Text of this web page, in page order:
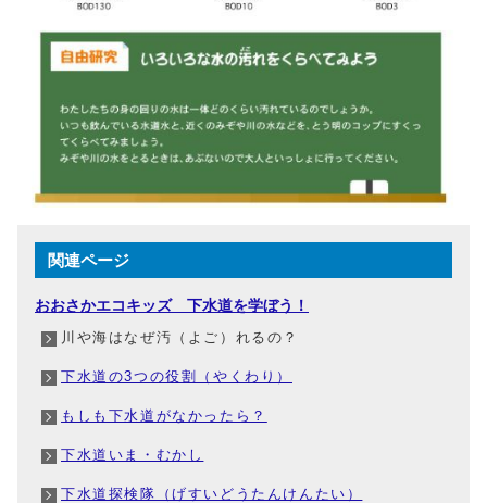
関連ページ
おおさかエコキッズ 下水道を学ぼう！
川や海はなぜ汚（よご）れるの？
下水道の3つの役割（やくわり）
もしも下水道がなかったら？
下水道いま・むかし
下水道探検隊（げすいどうたんけんたい）